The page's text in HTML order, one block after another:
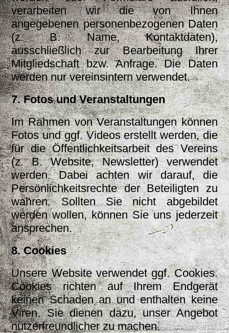
verarbeiten wir die von Ihnen
angegebenen personenbezogenen Daten
(z. B. Name, Kontaktdaten),
ausschließlich zur Bearbeitung Ihrer
Mitgliedschaft bzw. Anfrage. Die Daten
werden nur vereinsintern verwendet.
7. Fotos und Veranstaltungen
Im Rahmen von Veranstaltungen können
Fotos und ggf. Videos erstellt werden, die
für die Öffentlichkeitsarbeit des Vereins
(z. B. Website, Newsletter) verwendet
werden. Dabei achten wir darauf, die
Persönlichkeitsrechte der Beteiligten zu
wahren. Sollten Sie nicht abgebildet
werden wollen, können Sie uns jederzeit
ansprechen.
8. Cookies
Unsere Website verwendet ggf. Cookies.
Cookies richten auf Ihrem Endgerät
keinen Schaden an und enthalten keine
Viren. Sie dienen dazu, unser Angebot
nutzerfreundlicher zu machen.